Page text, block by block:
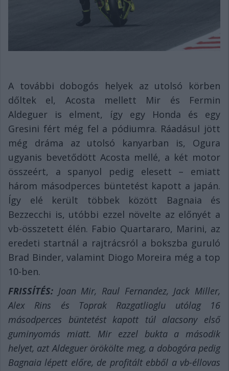
A további dobogós helyek az utolsó körben
dőltek el, Acosta mellett Mir és Fermin
Aldeguer is elment, így egy Honda és egy
Gresini fért még fel a pódiumra. Ráadásul jött
még dráma az utolsó kanyarban is, Ogura
ugyanis bevetődött Acosta mellé, a két motor
összeért, a spanyol pedig elesett – emiatt
három másodperces büntetést kapott a japán.
Így elé került többek között Bagnaia és
Bezzecchi is, utóbbi ezzel növelte az előnyét a
vb-összetett élén. Fabio Quartararo, Marini, az
eredeti startnál a rajtrácsról a bokszba guruló
Brad Binder, valamint Diogo Moreira még a top
10-ben.
FRISSÍTÉS: Joan Mir, Raul Fernandez, Jack Miller,
Alex Rins és Toprak Razgatlioglu utólag 16
másodperces büntetést kapott túl alacsony első
guminyomás miatt. Mir ezzel bukta a második
helyet, azt Aldeguer örökölte meg, a dobogóra pedig
Bagnaia lépett előre, de profitált ebből a vb-éllovas